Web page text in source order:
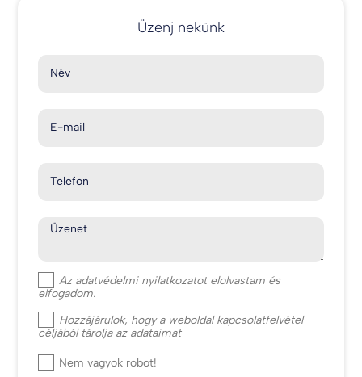
Üzenj nekünk
Név
E-mail
Telefon
Üzenet
Az adatvédelmi nyilatkozatot elolvastam és
elfogadom.
Hozzájárulok, hogy a weboldal kapcsolatfelvétel
céljából tárolja az adataimat
Nem vagyok robot!